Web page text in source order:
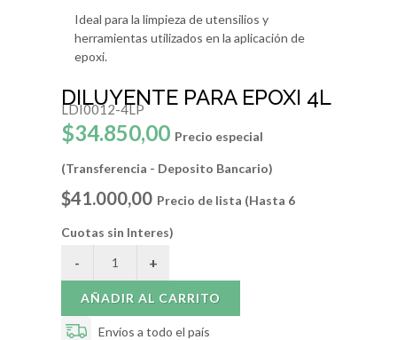
Ideal para la limpieza de utensilios y
herramientas utilizados en la aplicación de
epoxi.
DILUYENTE PARA EPOXI 4L
LDI0012-4LP
$34.850,00 Precio especial
(Transferencia - Deposito Bancario)
$41.000,00 Precio de lista (Hasta 6
Cuotas sin Interes)
AÑADIR AL CARRITO
Envíos a todo el país